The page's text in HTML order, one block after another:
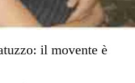
il movente è